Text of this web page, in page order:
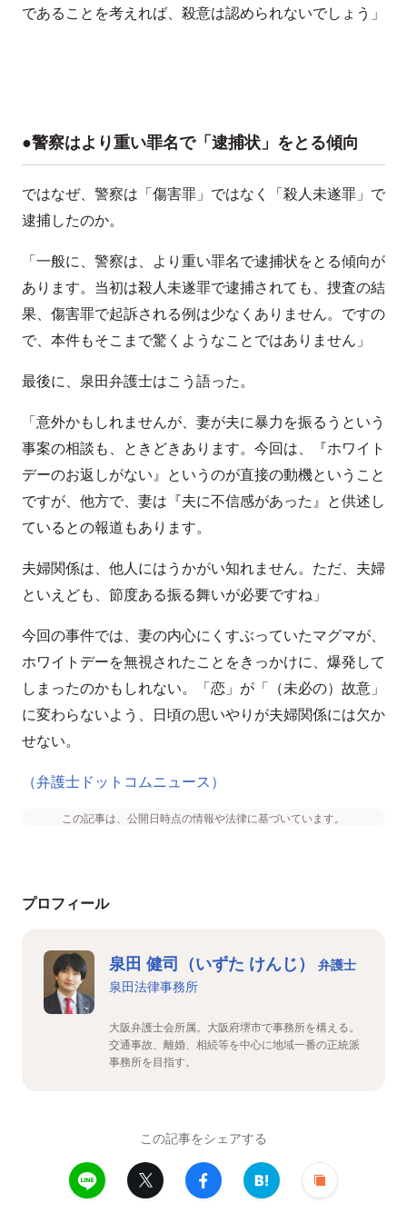
であることを考えれば、殺意は認められないでしょう」
●警察はより重い罪名で「逮捕状」をとる傾向
ではなぜ、警察は「傷害罪」ではなく「殺人未遂罪」で
逮捕したのか。
「一般に、警察は、より重い罪名で逮捕状をとる傾向が
あります。当初は殺人未遂罪で逮捕されても、捜査の結
果、傷害罪で起訴される例は少なくありません。ですの
で、本件もそこまで驚くようなことではありません」
最後に、泉田弁護士はこう語った。
「意外かもしれませんが、妻が夫に暴力を振るうという
事案の相談も、ときどきあります。今回は、『ホワイト
デーのお返しがない』というのが直接の動機ということ
ですが、他方で、妻は『夫に不信感があった』と供述し
ているとの報道もあります。
夫婦関係は、他人にはうかがい知れません。ただ、夫婦
といえども、節度ある振る舞いが必要ですね」
今回の事件では、妻の内心にくすぶっていたマグマが、
ホワイトデーを無視されたことをきっかけに、爆発して
しまったのかもしれない。「恋」が「（未必の）故意」
に変わらないよう、日頃の思いやりが夫婦関係には欠か
せない。
（弁護士ドットコムニュース）
この記事は、公開日時点の情報や法律に基づいています。
プロフィール
泉田 健司（いずた けんじ）
弁護士
泉田法律事務所
大阪弁護士会所属。大阪府堺市で事務所を構える。
交通事故、離婚、相続等を中心に地域一番の正統派
事務所を目指す。
この記事をシェアする